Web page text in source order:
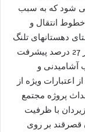
شود که به سبب
انتقال و
بزرگ آبرسانی به 261 روستای دهستانهای تلنگ
قصرقند، بخش پلان و دهستان پیرسهراب چابهار 27 درصد پیشرفت
آشامیدنی و
از اعتبارات ویژه از
پروژه مجتمع
با ظرفیت
قصرقند بر روی